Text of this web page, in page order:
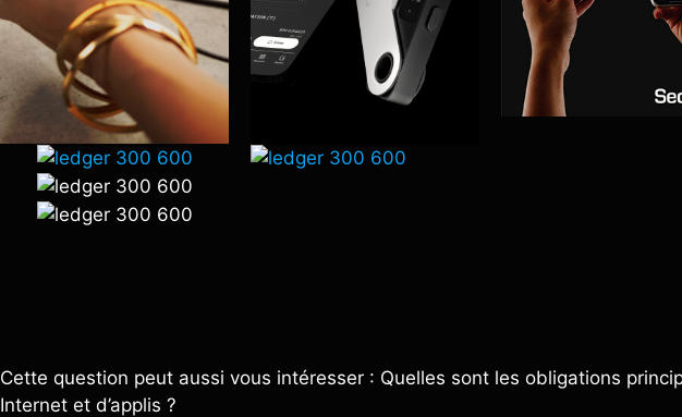
Cette question peut aussi vous intéresser : Quelles sont les obligations
Internet et d’applis ?